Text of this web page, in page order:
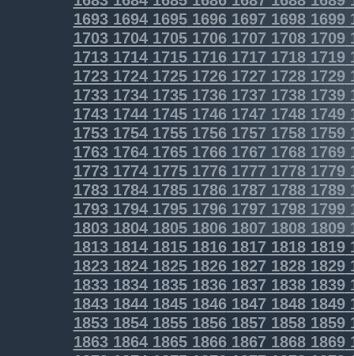
16931694169516961697 16981699
17031704170517061707 17081709
1713171417151716171717181719
17231724172517261727 17281729
17331734173517361737 17381739
17431744174517461747 17481749
17531754175517561757 17581759
17631764176517661767 17681769
17731774177517761777 17781779
17831784178517861787 17881789
17931794179517961797 17981799
18031804180518061807 18081809
1813181418151816181718181819
1823182418251826182718281829
1833183418351836183718381839
1843184418451846184718481849
1853185418551856185718581859
1863186418651866186718681869